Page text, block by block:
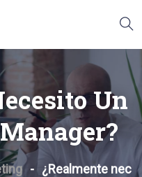
Un
¿Realmente nec